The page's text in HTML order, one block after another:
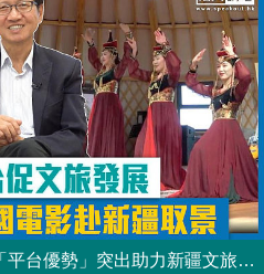
【短片】【精準對接】香港「平台優勢」突出助力新疆文旅 葉澤恩：吸引外國電影赴新疆取景